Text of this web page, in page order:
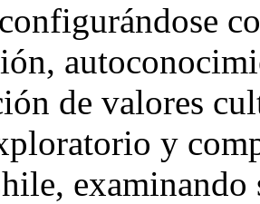
de valores
y
examinando